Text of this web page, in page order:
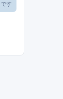
です